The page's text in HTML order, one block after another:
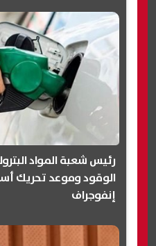
رئيس شعبة المواد
الوقود وموعد تحريك
إنفوجراف